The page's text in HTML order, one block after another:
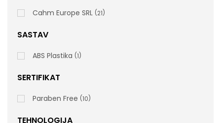
8.100,00rsd
Šifra artikla: 840000
Cahm Europe SRL 21
SASTAV
ABS Plastika 1
SERTIFIKAT
Paraben Free 10
TEHNOLOGIJA